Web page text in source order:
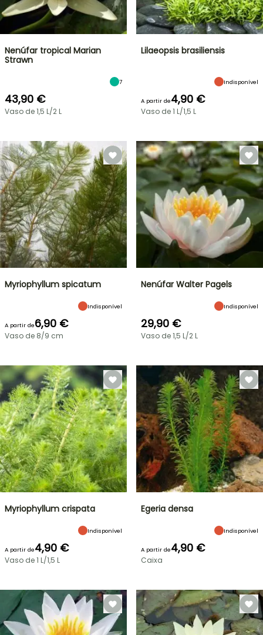
Nenúfar tropical Marian
Strawn
7
43,90 €
Vaso de 1,5 L/2 L
Lilaeopsis brasiliensis
Indisponível
A partir de4,90 €
Vaso de 1 L/1,5 L
Myriophyllum spicatum
Indisponível
A partir de6,90 €
Vaso de 8/9 cm
Nenúfar Walter Pagels
Indisponível
29,90 €
Vaso de 1,5 L/2 L
Myriophyllum crispata
Indisponível
A partir de4,90 €
Vaso de 1 L/1,5 L
Egeria densa
Indisponível
A partir de4,90 €
Caixa